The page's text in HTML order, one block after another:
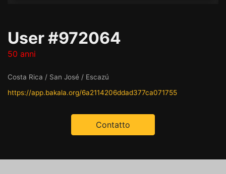
User #972064
50 anni
Costa Rica / San José / Escazú
https://app.bakala.org/6a2114206ddad377ca071755
Contatto